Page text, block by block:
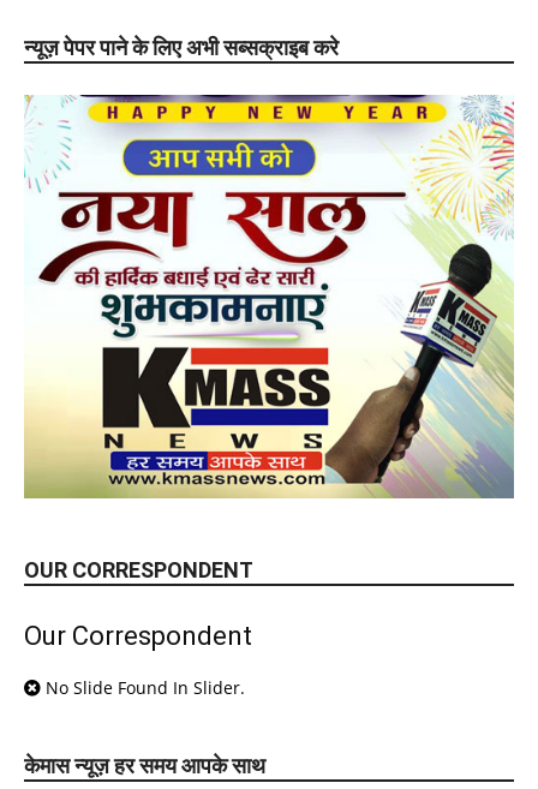
न्यूज़ पेपर पाने के लिए अभी सब्सक्राइब करे
OUR CORRESPONDENT
Our Correspondent
No Slide Found In Slider.
केमास न्यूज़ हर समय आपके साथ